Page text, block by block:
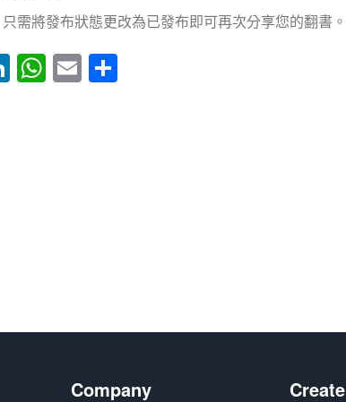
需將發布狀態更改為已發布即可再次分享您的翻書。
LinkedIn
WhatsApp
Email
Company Create